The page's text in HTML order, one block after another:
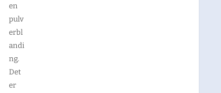
en
pulv
erbl
andi
ng.
Det
er